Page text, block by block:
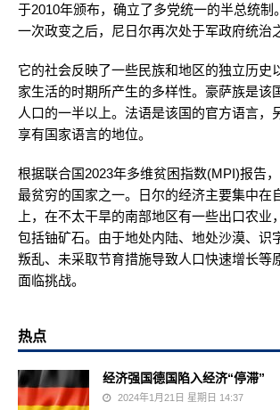
于2010年颁布，确立了多党统一的半总统制
一次政变之后，尼日尔再次处于军政府统治
它的社会反映了一些民族和地区的独立历史
家生活的时期所产生的多样性。豪萨族是该
人口的一半以上。法语是该国的官方语言，
享有国家语言的地位。
根据联合国2023年多维贫困指数(MPI)报告
最贫穷的国家之一。日尔的经济主要集中在
上，在不太干旱的南部地区有一些出口农业
包括铀矿石。由于地处内陆、地处沙漠、识
叛乱、未采取节育措施导致人口快速增长等
面临挑战。
热点
经济强国德国陷入经济“停滞”
2024年1月21日 星期日 14:37